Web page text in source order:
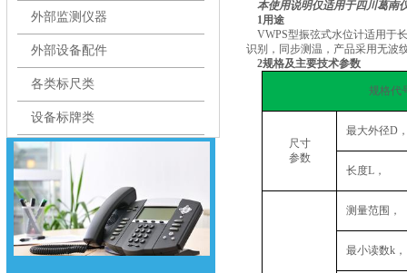
本使用说明仅适用于四川葛南
1用途
VWPS型振弦式水位计适用于
识别，同步测温，产品采用无波
2规格及主要技术参数
规格代
尺寸
参数
最大外径D
长度L，
测量范围
最小读数k
外部监测仪器
外部设备配件
各类标尺类
设备标牌类